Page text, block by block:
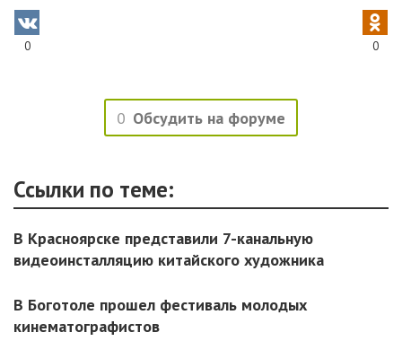
0 0
0 Обсудить на форуме
Ссылки по теме:
В Красноярске представили 7-канальную
видеоинсталляцию китайского художника
В Боготоле прошел фестиваль молодых
кинематографистов